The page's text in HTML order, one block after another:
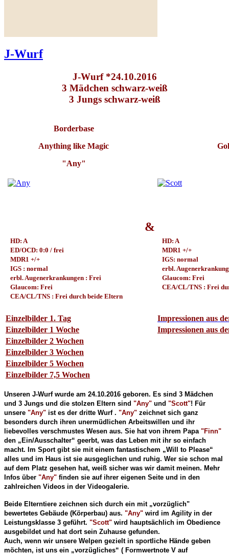
J-Wurf
J-Wurf *24.10.2016
3 Mädchen schwarz-weiß
3 Jungs schwarz-weiß
Borderbase
Anything like Magic
"Any"
&
HD: A
ED/OCD: 0:0 / frei
MDR1 +/+
IGS : normal
erbl. Augenerkrankungen : Frei
Glaucom: Frei
CEA/CL/TNS : Frei durch beide Eltern
HD: A
MDR1 +/+
IGS: normal
erbl.
Glaucom: Frei
CEA/CL/TNS : Frei
Einzelbilder 1. Tag
Impressionen aus
Einzelbilder 1 Woche
Impressionen aus
Einzelbilder 2 Wochen
Einzelbilder 3 Wochen
Einzelbilder 5 Wochen
Einzelbilder 7,5 Wochen
Unseren J-Wurf wurde am 24.10.2016 geboren. Es sind 3 Mädchen
und 3 Jungs und die stolzen Eltern sind "Any" und "Scott"! Für
unsere "Any" ist es der dritte Wurf . "Any" zeichnet sich ganz
besonders durch ihren unermüdlichen Arbeitswillen und ihr
liebevolles verschmustes Wesen aus. Sie hat von ihrem Papa "Finn"
den „Ein/Ausschalter“ geerbt, was das Leben mit ihr so einfach
macht. Im Sport gibt sie mit einem fantastischem „Will to Please“
alles und im Haus ist sie ausgeglichen und ruhig. Wer sie schon mal
auf dem Platz gesehen hat, weiß sicher was wir damit meinen. Mehr
Infos über "Any" finden sie auf ihrer eigenen Seite und in den
zahlreichen Videos in der Videogalerie.
Beide Elterntiere zeichnen sich durch ein mit „vorzüglich"
bewertetes Gebäude (Körperbau) aus. "Any" wird im Agility in der
Leistungsklasse 3 geführt. "Scott" wird hauptsächlich im Obedience
ausgebildet und hat dort sein Zuhause gefunden.
Auch, wenn wir unsere Welpen gezielt in sportliche Hände geben
möchten, ist uns ein „vorzügliches“ ( Formwertnote V auf